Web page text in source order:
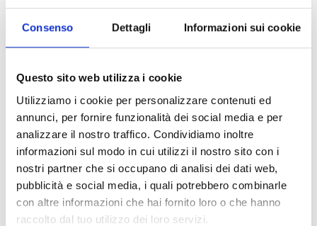
Consenso Dettagli Informazioni sui cookie
Questo sito web utilizza i cookie
Utilizziamo i cookie per personalizzare contenuti ed
annunci, per fornire funzionalità dei social media e per
analizzare il nostro traffico. Condividiamo inoltre
informazioni sul modo in cui utilizzi il nostro sito con i
nostri partner che si occupano di analisi dei dati web,
pubblicità e social media, i quali potrebbero combinarle
con altre informazioni che hai fornito loro o che hanno
raccolto dal tuo utilizzo dei loro servizi.
Via Manzoni, 19 - 20121 Milano, Italia
SCOPRI